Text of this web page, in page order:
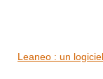
Leaneo : un